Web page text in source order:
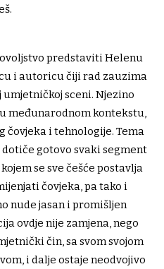
predstaviti Helenu
i autoricu čiji rad zauzima
sceni. Njezino
međunarodnom kontekstu,
čovjeka i tehnologije. Tema
gotovo svaki segment
se sve češće postavlja
čovjeka, pa tako i
nude jasan i promišljen
ovdje nije zamjena, nego
čin, sa svom svojom
i dalje ostaje neodvojivo